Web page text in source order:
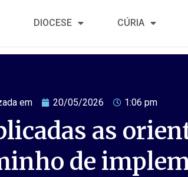
DIOCESE CÚRIA
em 20/05/2026 1:06 pm
as
de